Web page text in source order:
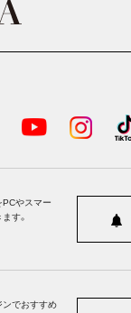
やスマー
す。
ンでおすすめ